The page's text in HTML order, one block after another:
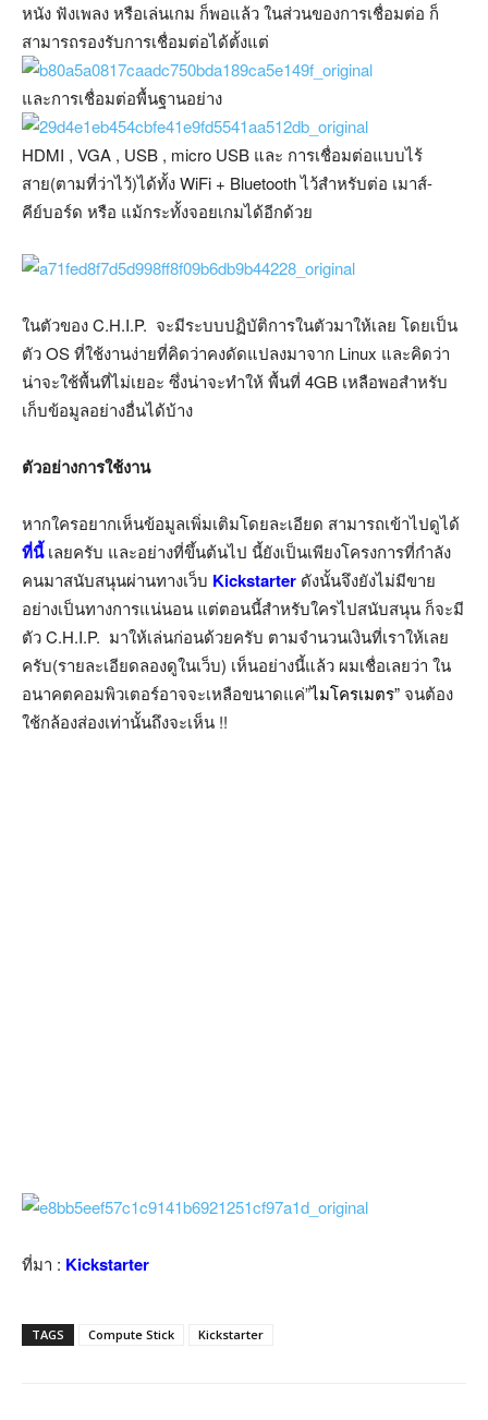
หนัง ฟังเพลง หรือเล่นเกม ก็พอแล้ว ในส่วนของการเชื่อมต่อ ก็
สามารถรองรับการเชื่อมต่อได้ตั้งแต่
และการเชื่อมต่อพื้นฐานอย่าง
HDMI , VGA , USB , micro USB และ การเชื่อมต่อแบบไร้
สาย(ตามที่ว่าไว้)ได้ทั้ง WiFi + Bluetooth ไว้สำหรับต่อ เมาส์-
คีย์บอร์ด หรือ แม้กระทั้งจอยเกมได้อีกด้วย
ในตัวของ C.H.I.P. จะมีระบบปฏิบัติการในตัวมาให้เลย โดยเป็น
ตัว OS ที่ใช้งานง่ายที่คิดว่าคงดัดแปลงมาจาก Linux และคิดว่า
น่าจะใช้พื้นที่ไม่เยอะ ซึ่งน่าจะทำให้ พื้นที่ 4GB เหลือพอสำหรับ
เก็บข้อมูลอย่างอื่นได้บ้าง
ตัวอย่างการใช้งาน
หากใครอยากเห็นข้อมูลเพิ่มเติมโดยละเอียด สามารถเข้าไปดูได้
ที่นี้เลยครับ และอย่างที่ขึ้นต้นไป นี้ยังเป็นเพียงโครงการที่กำลัง
คนมาสนับสนุนผ่านทางเว็บ Kickstarter ดังนั้นจึงยังไม่มีขาย
อย่างเป็นทางการแน่นอน แต่ตอนนี้สำหรับใครไปสนับสนุน ก็จะมี
ตัว C.H.I.P. มาให้เล่นก่อนด้วยครับ ตามจำนวนเงินที่เราให้เลย
ครับ(รายละเอียดลองดูในเว็บ) เห็นอย่างนี้แล้ว ผมเชื่อเลยว่า ใน
อนาคตคอมพิวเตอร์อาจจะเหลือขนาดแค่”ไมโครเมตร” จนต้อง
ใช้กล้องส่องเท่านั้นถึงจะเห็น !!
ที่มา : Kickstarter
TAGS Compute Stick Kickstarter